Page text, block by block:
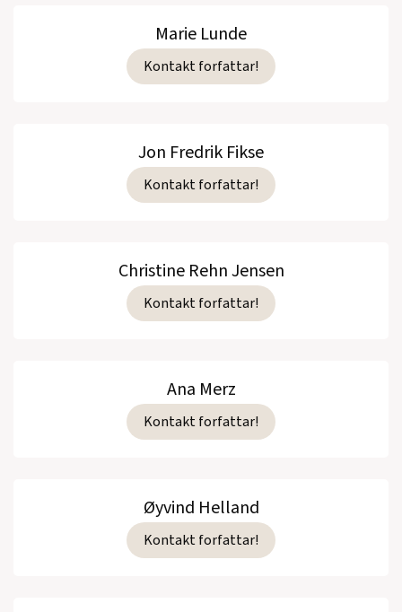
Marie Lunde
Kontakt forfattar!
Jon Fredrik Fikse
Kontakt forfattar!
Christine Rehn Jensen
Kontakt forfattar!
Ana Merz
Kontakt forfattar!
Øyvind Helland
Kontakt forfattar!